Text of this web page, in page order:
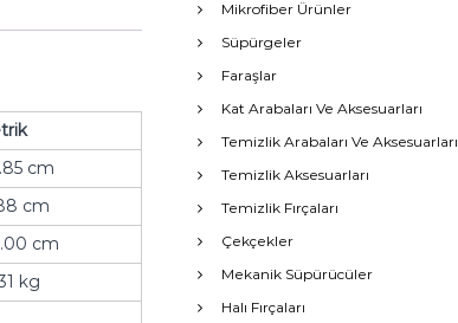
cm
cm
cm
kg
Mikrofiber Ürünler
Süpürgeler
Faraşlar
Kat Arabaları Ve Aksesuarları
Temizlik Arabaları Ve Aksesuarları
Temizlik Aksesuarları
Temizlik Fırçaları
Çekçekler
Mekanik Süpürücüler
Halı Fırçaları